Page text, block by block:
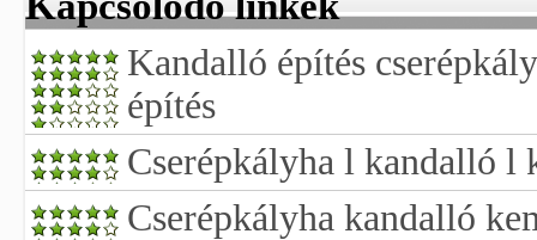
Kandalló építés
építés
Cserépkályha l kandalló l
Cserépkályha kandalló